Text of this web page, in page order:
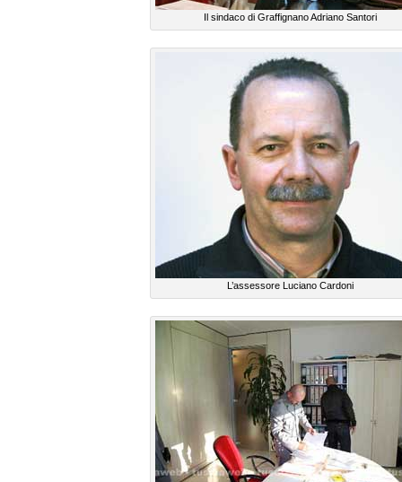
Il sindaco di Graffignano Adriano Santori
L’assessore Luciano Cardoni